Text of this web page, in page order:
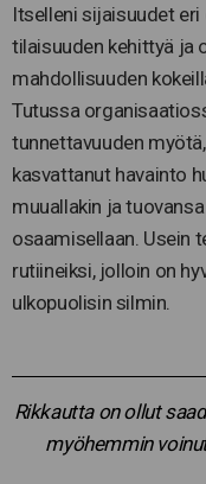
Itselleni sijaisuudet
tilaisuuden kehittyä ja
mahdollisuuden
Tutussa
tunnettavuuden
kasvattanut havainto
muuallakin ja
osaamisellaan. Usein
rutiineiksi, jolloin on
ulkopuolisin silmin.
Rikkautta on ollut
myöhemmin